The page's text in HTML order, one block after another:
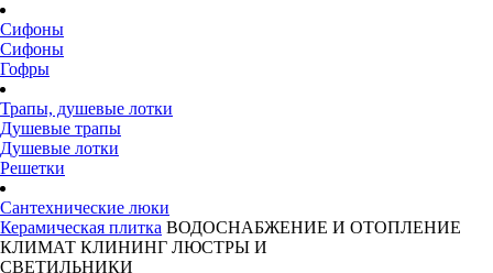
Сифоны
Сифоны
Гофры
Трапы, душевые лотки
Душевые трапы
Душевые лотки
Решетки
Сантехнические люки
Керамическая плитка ВОДОСНАБЖЕНИЕ И ОТОПЛЕНИЕ
КЛИМАТ КЛИНИНГ ЛЮСТРЫ И
СВЕТИЛЬНИКИ